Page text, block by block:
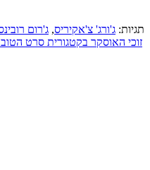
תגיות: ג'ורג' צ'אקיריס, ג'רום
זוכי האוסקר בקטגורית סרט הטוב